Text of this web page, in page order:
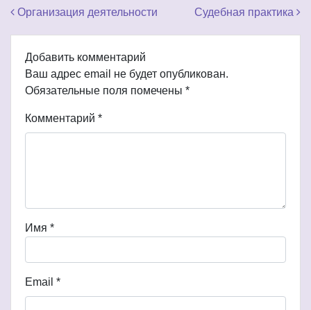
Навигация по записям
Организация деятельности Судебная практика
Добавить комментарий
Ваш адрес email не будет опубликован.
Обязательные поля помечены *
Комментарий *
Имя *
Email *